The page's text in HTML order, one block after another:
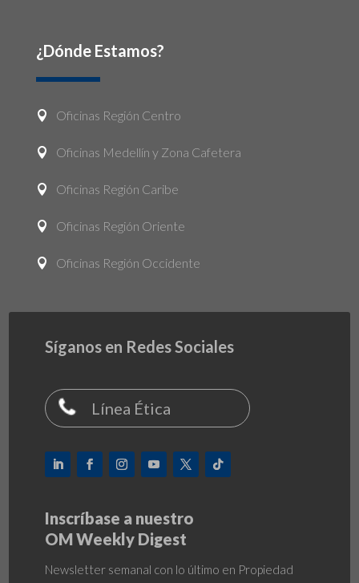
¿Dónde Estamos?
 Oficinas Región Centro
 Oficinas Medellín y Zona Cafetera
 Oficinas Región Caribe
 Oficinas Región Oriente
 Oficinas Región Occidente
Síganos en Redes Sociales
Línea Ética
Inscríbase a nuestro
OM Weekly Digest
Newsletter semanal con lo último en Propiedad